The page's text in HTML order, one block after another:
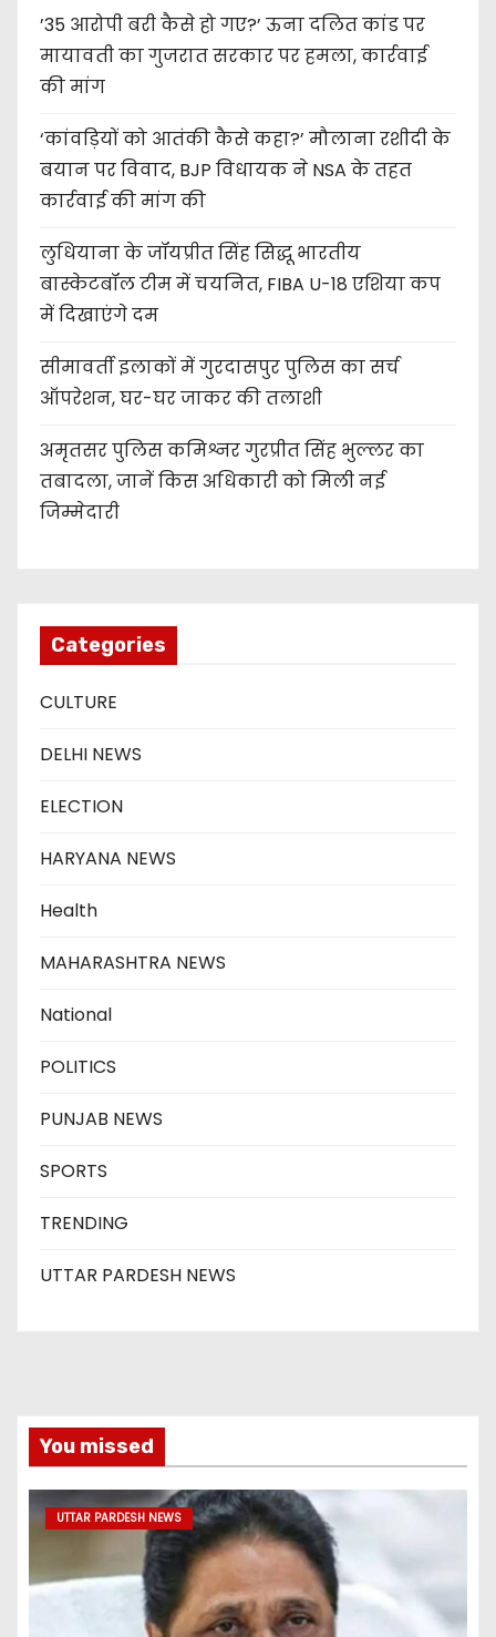
’35 आरोपी बरी कैसे हो गए?’ ऊना दलित कांड पर
मायावती का गुजरात सरकार पर हमला, कार्रवाई
की मांग
‘कांवड़ियों को आतंकी कैसे कहा?’ मौलाना रशीदी के
बयान पर विवाद, BJP विधायक ने NSA के तहत
कार्रवाई की मांग की
लुधियाना के जॉयप्रीत सिंह सिद्धू भारतीय
बास्केटबॉल टीम में चयनित, FIBA U-18 एशिया कप
में दिखाएंगे दम
सीमावर्ती इलाकों में गुरदासपुर पुलिस का सर्च
ऑपरेशन, घर-घर जाकर की तलाशी
अमृतसर पुलिस कमिश्नर गुरप्रीत सिंह भुल्लर का
तबादला, जानें किस अधिकारी को मिली नई
जिम्मेदारी
Categories
CULTURE
DELHI NEWS
ELECTION
HARYANA NEWS
Health
MAHARASHTRA NEWS
National
POLITICS
PUNJAB NEWS
SPORTS
TRENDING
UTTAR PARDESH NEWS
You missed
UTTAR PARDESH NEWS